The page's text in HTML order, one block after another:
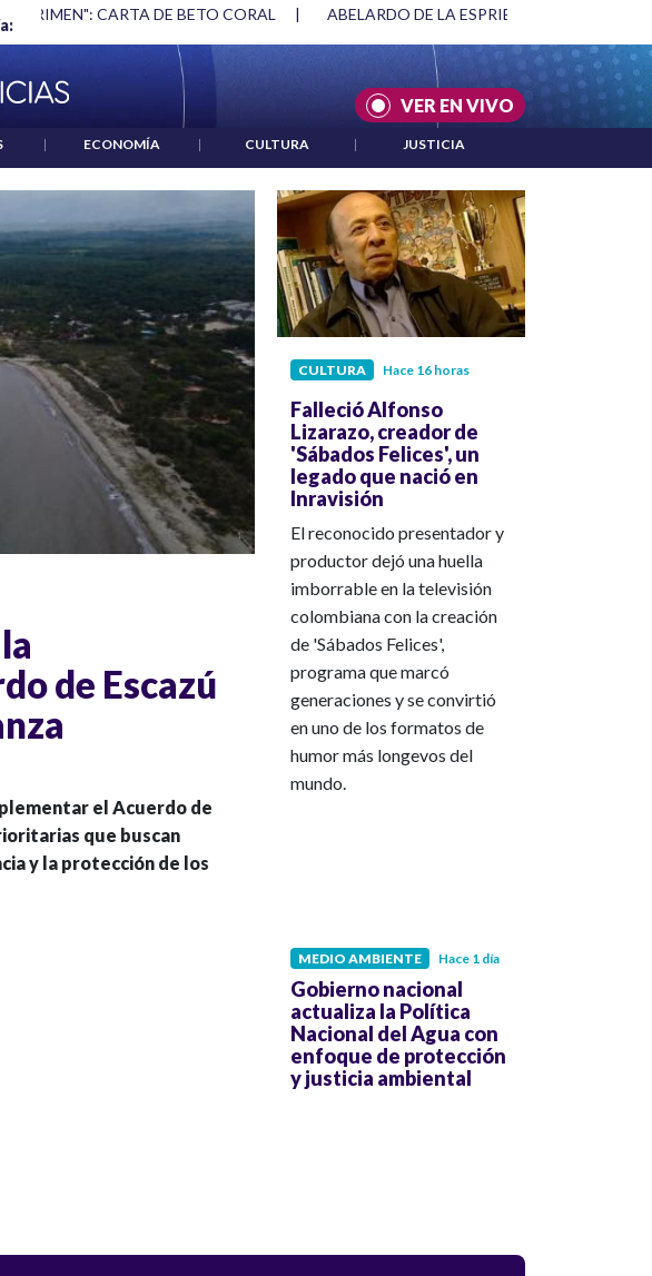
ABELARDO DE LA ESPRIELLA Y DMG | ACUERDOS ENTRE ESTADOS UNIDOS E
VER EN VIVO
| ECONOMÍA | CULTURA | JUSTICIA
de Escazú
el Acuerdo de
que buscan
y la protección de los
CULTURA Hace 16 horas
Falleció Alfonso
Lizarazo, creador de
'Sábados Felices', un
legado que nació en
Inravisión
El reconocido presentador y
productor dejó una huella
imborrable en la televisión
colombiana con la creación
de 'Sábados Felices',
programa que marcó
generaciones y se convirtió
en uno de los formatos de
humor más longevos del
mundo.
MEDIO AMBIENTE Hace 1 día
Gobierno nacional
actualiza la Política
Nacional del Agua con
enfoque de protección
y justicia ambiental